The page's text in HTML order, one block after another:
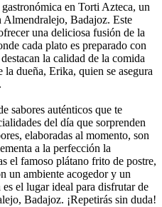
en Torti Azteca, un
Almendralejo, Badajoz. Este
una deliciosa fusión de la
cada plato es preparado con
la calidad de la comida
dueña, Erika, quien se asegura
sabores auténticos que te
del día que sorprenden
elaboradas al momento, son
a la perfección la
el famoso plátano frito de postre,
un ambiente acogedor y un
el lugar ideal para disfrutar de
Badajoz. ¡Repetirás sin duda!